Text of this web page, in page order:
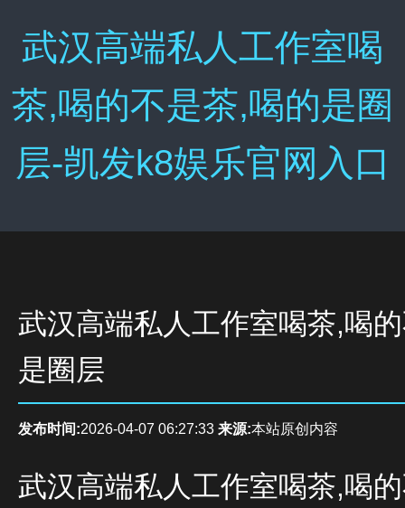
武汉高端私人工作室喝
茶,喝的不是茶,喝的是圈
层-凯发k8娱乐官网入口
武汉高端私人工作室喝茶,喝
是圈层
发布时间:2026-04-07 06:27:33 来源:本站原创内容
武汉高端私人工作室喝茶,喝